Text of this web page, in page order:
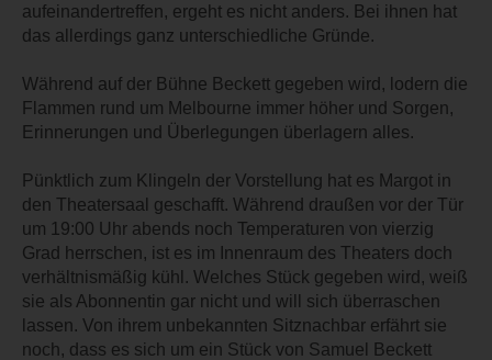
aufeinandertreffen, ergeht es nicht anders. Bei ihnen hat
das allerdings ganz unterschiedliche Gründe.
Während auf der Bühne Beckett gegeben wird, lodern die
Flammen rund um Melbourne immer höher und Sorgen,
Erinnerungen und Überlegungen überlagern alles.
Pünktlich zum Klingeln der Vorstellung hat es Margot in
den Theatersaal geschafft. Während draußen vor der Tür
um 19:00 Uhr abends noch Temperaturen von vierzig
Grad herrschen, ist es im Innenraum des Theaters doch
verhältnismäßig kühl. Welches Stück gegeben wird, weiß
sie als Abonnentin gar nicht und will sich überraschen
lassen. Von ihrem unbekannten Sitznachbar erfährt sie
noch, dass es sich um ein Stück von Samuel Beckett